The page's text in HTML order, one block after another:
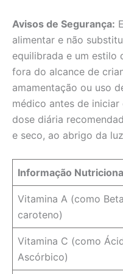
Avisos de Segurança:
alimentar e não
equilibrada e um estilo
fora do alcance de
amamentação ou uso
médico antes de
dose diária
e seco, ao abrigo da
Informação
Vitamina A (como
caroteno)
Vitamina C (como
Ascórbico)